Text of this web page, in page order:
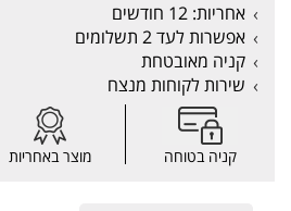
אחריות: 12 חודשים
אפשרות לעד 2 תשלומים
קניה מאובטחת
שירות לקוחות מנצח
קניה בטוחה מוצר באחריות